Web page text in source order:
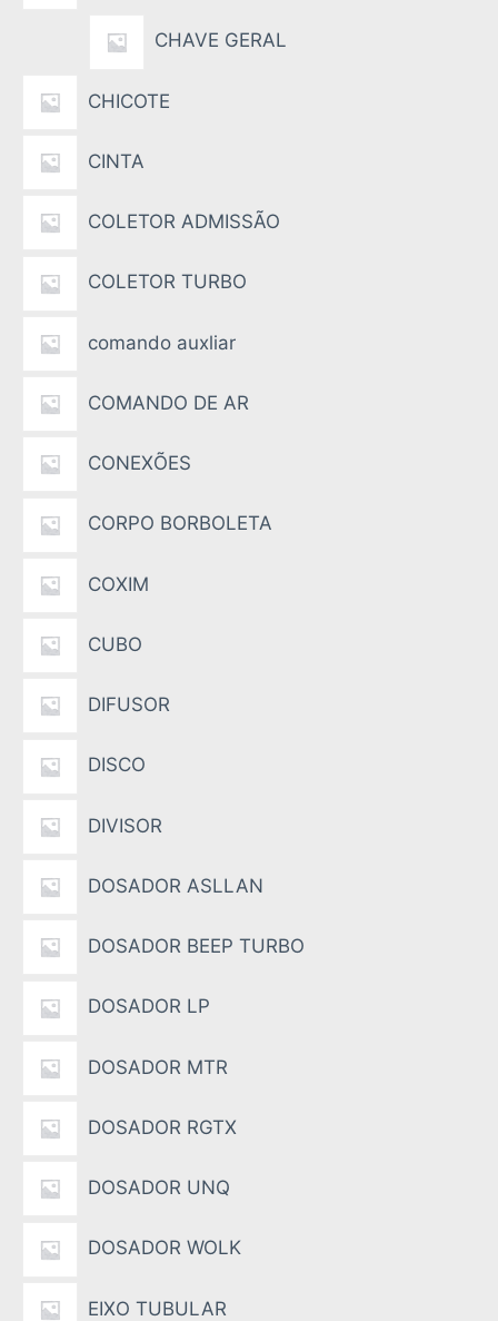
CHAVE GERAL
CHICOTE
CINTA
COLETOR ADMISSÃO
COLETOR TURBO
comando auxliar
COMANDO DE AR
CONEXÕES
CORPO BORBOLETA
COXIM
CUBO
DIFUSOR
DISCO
DIVISOR
DOSADOR ASLLAN
DOSADOR BEEP TURBO
DOSADOR LP
DOSADOR MTR
DOSADOR RGTX
DOSADOR UNQ
DOSADOR WOLK
EIXO TUBULAR